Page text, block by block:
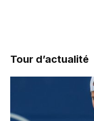
Tour d’actualité